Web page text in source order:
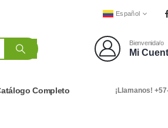
Español
Bienvenida/o
Mi
Completo ¡Llamanos!